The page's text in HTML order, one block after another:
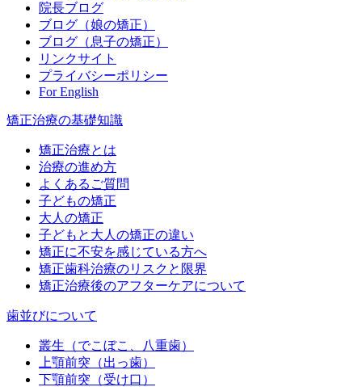
院長ブログ
ブログ（娘の矯正）
ブログ（息子の矯正）
リンクサイト
プライバシーポリシー
For English
矯正治療の基礎知識
矯正治療とは
治療の進め方
よくあるご質問
子どもの矯正
大人の矯正
子どもと大人の矯正の違い
矯正に不安を感じている方へ
矯正歯科治療のリスクと限界
矯正治療後のアフターケアについて
歯並びについて
叢生（でこぼこ、八重歯）
上顎前突（出っ歯）
下顎前突（受け口）